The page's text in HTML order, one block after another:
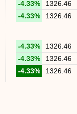
1326.46
-4.33%
1326.46
-4.33%
1326.46
-4.33%
1326.46
-4.33%
1326.46
-4.33%